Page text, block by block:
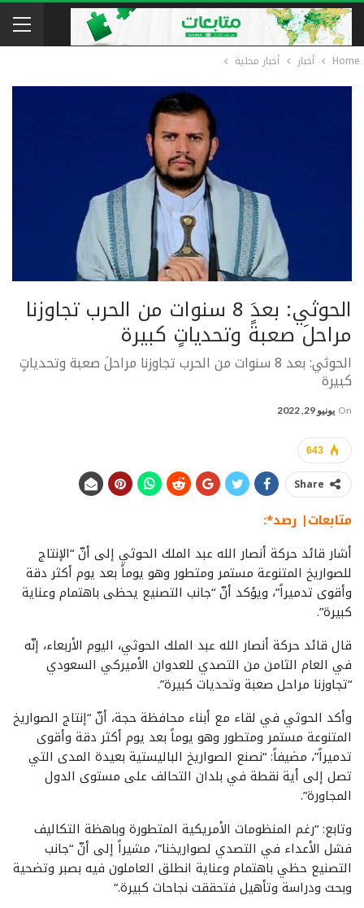
Home أخبار أخبار محلية
الحوثي: بعدَ 8 سنوات من الحرب تجاوزنا
مراحلَ صعبةً وتحدياتٍ كبيرة
الحوثي: بعد 8 سنوات من الحرب تجاوزنا مراحلَ صعبة وتحدياتٍ
كبيرة
On يونيو 29, 2022
643
Share
متابعات| رصد*:
أشار قائد حركة أنصار الله عبد الملك الحوثي إلى أنّ “الإنتاج
للصواريخ المتنوعة مستمر ومتطور وهو يوماً بعد يوم أكثر دقة
وأقوى تدميراً”، ويؤكد أنّ “جانب التصنيع يحظى باهتمام وعناية
كبيرة”.
قال قائد حركة أنصار الله عبد الملك الحوثي، اليوم الأربعاء، إنّه
في العام الثامن من التصدي للعدوان الأميركي السعودي
“تجاوزنا مراحل صعبة وتحديات كبيرة”.
وأكد الحوثي في لقاء مع أبناء محافظة حجة، أنّ “إنتاج الصواريخ
المتنوعة مستمر ومتطور وهو يوماً بعد يوم أكثر دقة وأقوى
تدميراً”، مضيفاً: “نصنع الصواريخ الباليستية بعيدة المدى التي
تصل إلى أية نقطة في بلدان التحالف على مستوى الدول
المجاورة”.
وتابع: “رغم المنظومات الأمريكية المتطورة وباهظة التكاليف
فشل الأعداء في التصدي لصواريخنا”، مشيراً إلى أنّ “جانب
التصنيع حظي باهتمام وعناية انطلق العاملون فيه بصبر وتضحية
وبحث ودراسة وتأهيل فتحققت نجاحات كبيرة“.